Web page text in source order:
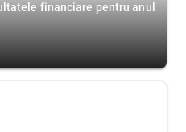
financiare pentru anul